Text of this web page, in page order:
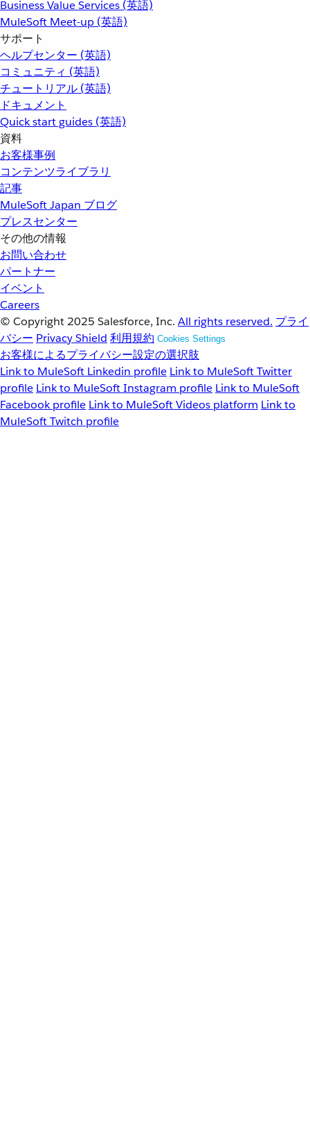
Business Value Services (英語)
MuleSoft Meet-up (英語)
サポート
ヘルプセンター (英語)
コミュニティ (英語)
チュートリアル (英語)
ドキュメント
Quick start guides (英語)
資料
お客様事例
コンテンツライブラリ
記事
MuleSoft Japan ブログ
プレスセンター
その他の情報
お問い合わせ
パートナー
イベント
Careers
© Copyright 2025 Salesforce, Inc. All rights reserved. プライ
バシー Privacy Shield 利用規約 Cookies Settings
お客様によるプライバシー設定の選択肢
Link to MuleSoft Linkedin profile Link to MuleSoft Twitter
profile Link to MuleSoft Instagram profile Link to MuleSoft
Facebook profile Link to MuleSoft Videos platform Link to
MuleSoft Twitch profile